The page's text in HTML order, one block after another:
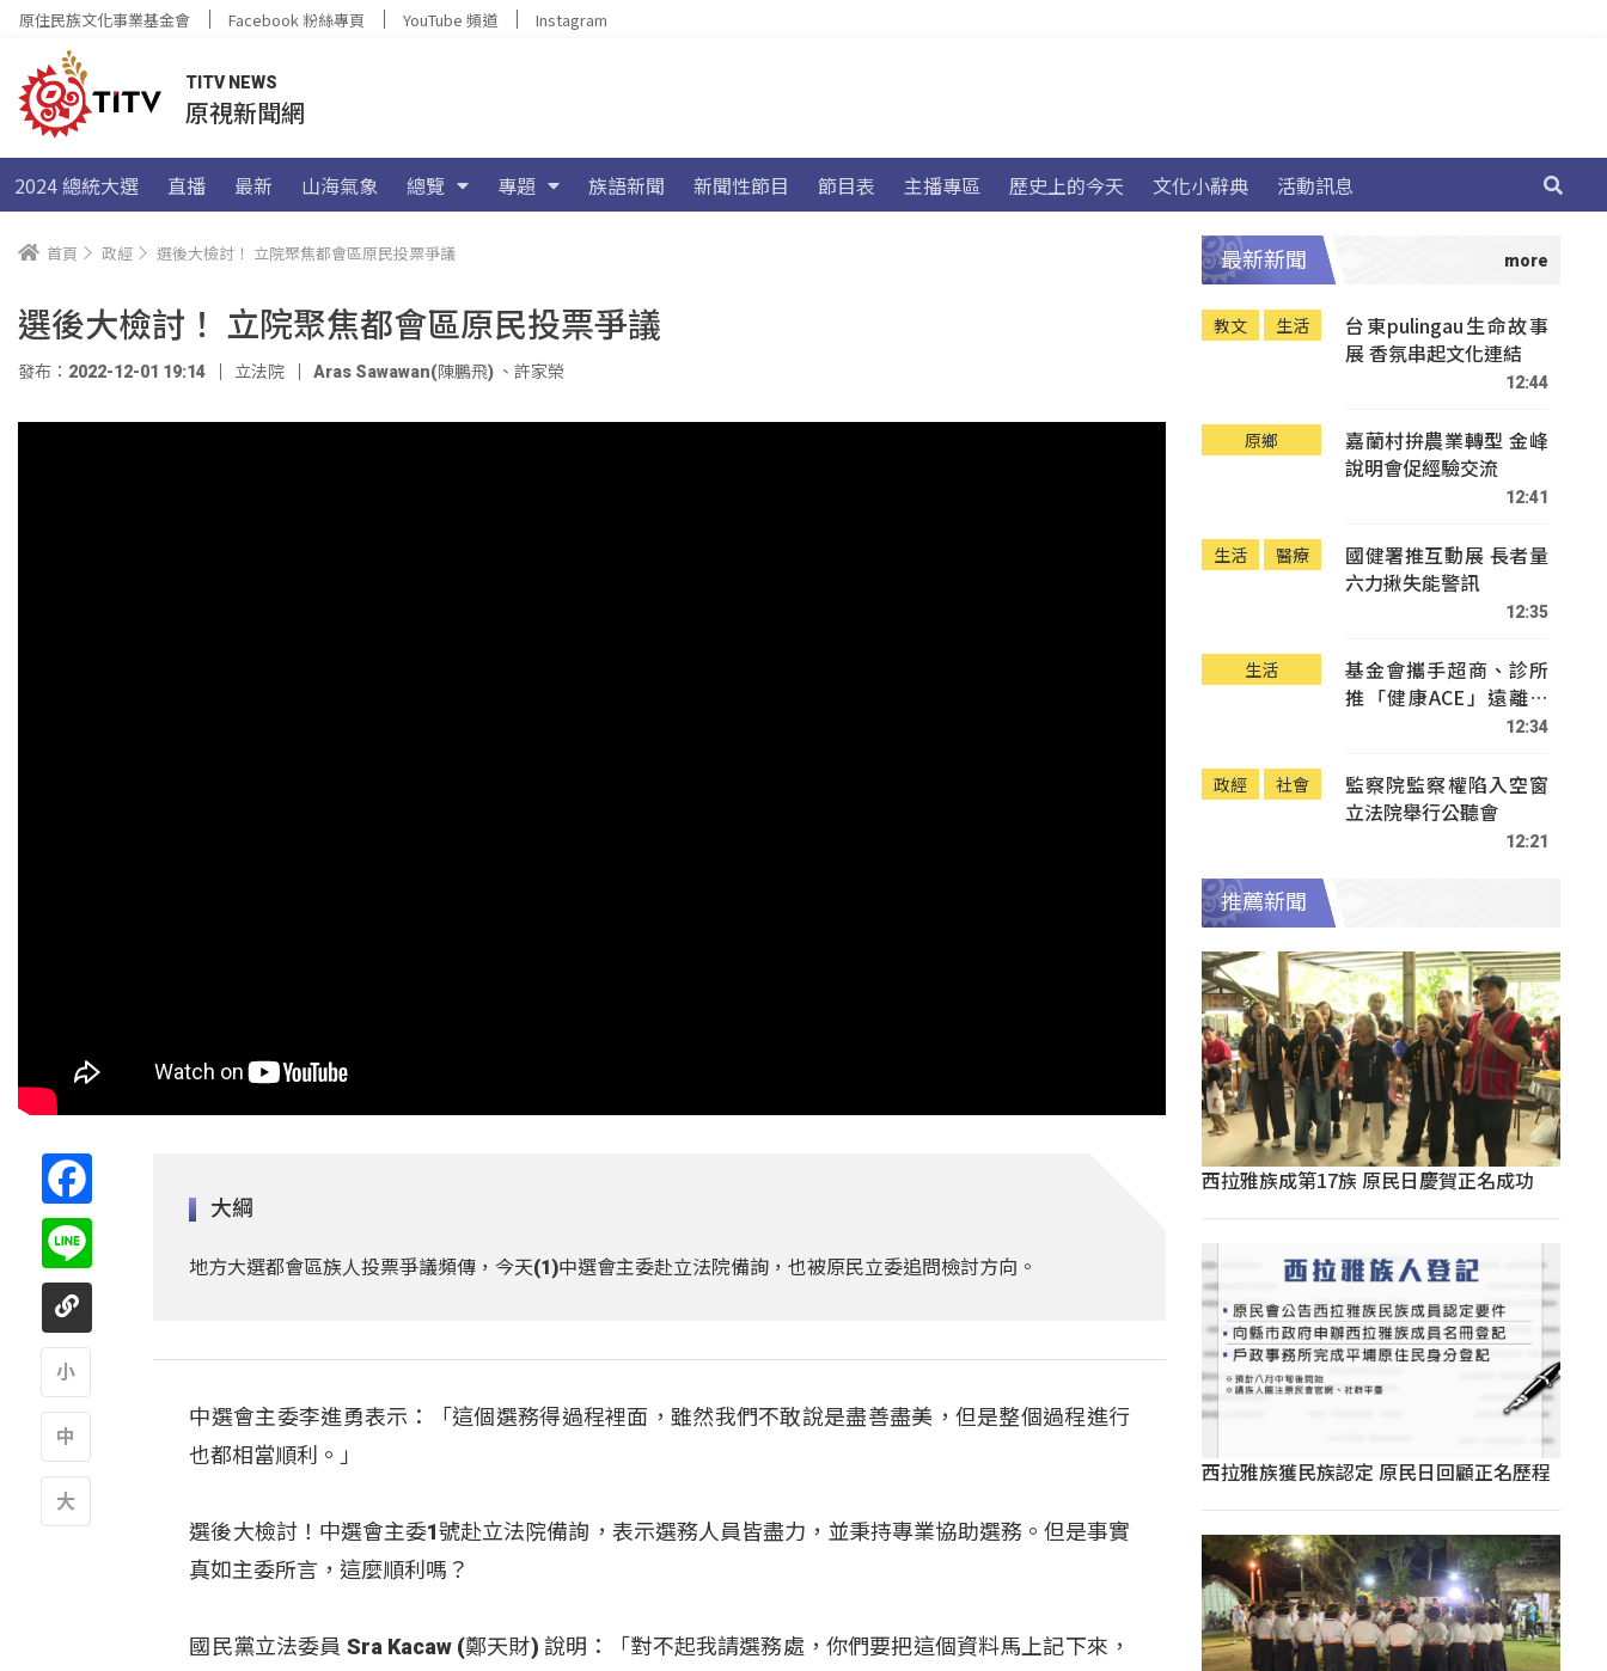
原住民族文化事業基金會 Facebook 粉絲專頁 YouTube 頻道 Instagram
TITV NEWS
原視新聞網
2024 總統大選 直播 最新 山海氣象 總覽 專題 族語新聞 新聞性節目 節目表 主播專區 歷史上的今天 文化小辭典 活動訊息
首頁 政經 選後大檢討！ 立院聚焦都會區原民投票爭議
選後大檢討！ 立院聚焦都會區原民投票爭議
發布：2022-12-01 19:14 立法院 Aras Sawawan(陳鵬飛) 、 許家榮
大綱
地方大選都會區族人投票爭議頻傳，今天(1)中選會主委赴立法院備詢，也被原民立委追問檢討方向。
中選會主委李進勇表示：「這個選務得過程裡面，雖然我們不敢說是盡善盡美，但是整個過程進行
也都相當順利。」
選後大檢討！中選會主委1號赴立法院備詢，表示選務人員皆盡力，並秉持專業協助選務。但是事實
真如主委所言，這麼順利嗎？
國民黨立法委員 Sra Kacaw (鄭天財) 說明：「對不起我請選務處，你們要把這個資料馬上記下來，
最新新聞
教文 生活
台東pulingau生命故事
展 香氛串起文化連結
12:44
原鄉
嘉蘭村拚農業轉型 金峰
說明會促經驗交流
12:41
生活 醫療
國健署推互動展 長者量
六力揪失能警訊
12:35
生活
基金會攜手超商、診所
推「健康ACE」遠離疾
12:34
政經 社會
監察院監察權陷入空窗
立法院舉行公聽會
12:21
推薦新聞
西拉雅族成第17族 原民日慶賀正名成功
西拉雅族獲民族認定 原民日回顧正名歷程